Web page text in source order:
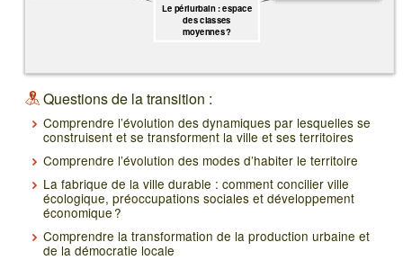
Le périurbain : espace
des classes
moyennes ?
Questions de la transition :
Comprendre l’évolution des dynamiques par lesquelles se
construisent et se transforment la ville et ses territoires
Comprendre l’évolution des modes d’habiter le territoire
La fabrique de la ville durable : comment concilier ville
écologique, préoccupations sociales et développement
économique ?
Comprendre la transformation de la production urbaine et
de la démocratie locale